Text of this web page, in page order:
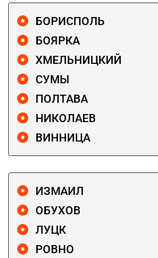
БОРИСПОЛЬ
БОЯРКА
ХМЕЛЬНИЦКИЙ
СУМЫ
ПОЛТАВА
НИКОЛАЕВ
ВИННИЦА
ИЗМАИЛ
ОБУХОВ
ЛУЦК
РОВНО